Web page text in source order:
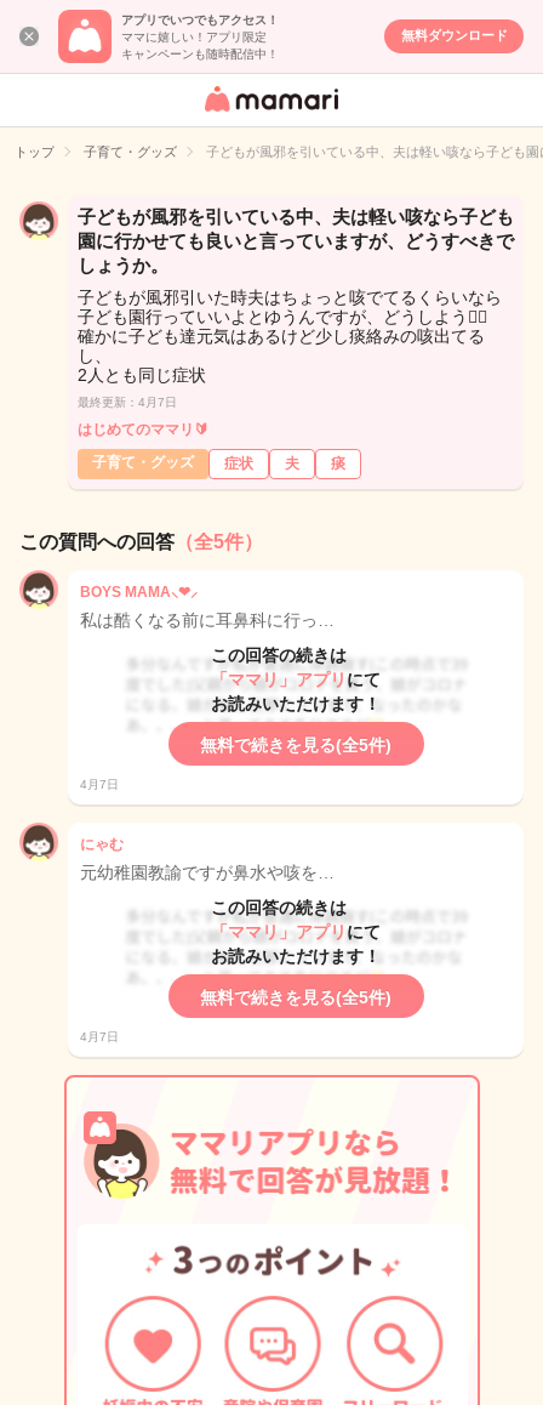
アプリでいつでもアクセス！
ママに嬉しい！アプリ限定
キャンペーンも随時配信中！
無料ダウンロード
女性専用匿名QA
イト
トップ 子育て・グッズ 子どもが風邪を引いている中、夫は軽い咳なら子ども
子どもが風邪を引いている中、夫は軽い咳なら子ども
園に行かせても良いと言っていますが、どうすべきで
しょうか。
子どもが風邪引いた時夫はちょっと咳でてるくらいなら
子ども園行っていいよとゆうんですが、どうしよう😵‍💫
確かに子ども達元気はあるけど少し痰絡みの咳出てる
し、
2人とも同じ症状
最終更新：4月7日
はじめてのママリ🔰
子育て・グッズ
症状 夫 痰
この質問への回答 （全5件）
BOYS MAMA⸜❤︎⸝‍
私は酷くなる前に耳鼻科に行っ…
この回答の続きは
「ママリ」アプリ にて
お読みいただけます！
無料で続きを見る(全5件)
4月7日
にゃむ
元幼稚園教諭ですが鼻水や咳を…
この回答の続きは
「ママリ」アプリ にて
お読みいただけます！
無料で続きを見る(全5件)
4月7日